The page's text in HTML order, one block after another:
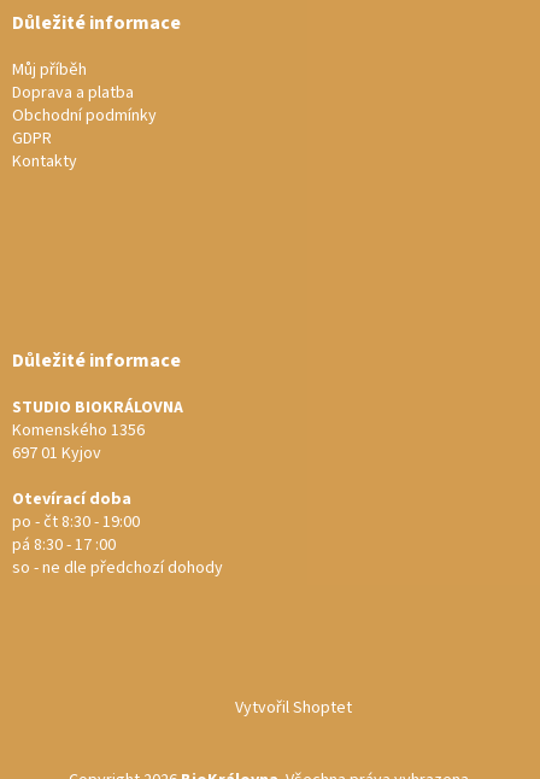
Důležité informace
Můj příběh
Doprava a platba
Obchodní podmínky
GDPR
Kontakty
Důležité informace
STUDIO BIOKRÁLOVNA
Komenského 1356
697 01 Kyjov
Otevírací doba
po - čt 8:30 - 19:00
pá 8:30 - 17 :00
so - ne dle předchozí dohody
Vytvořil Shoptet